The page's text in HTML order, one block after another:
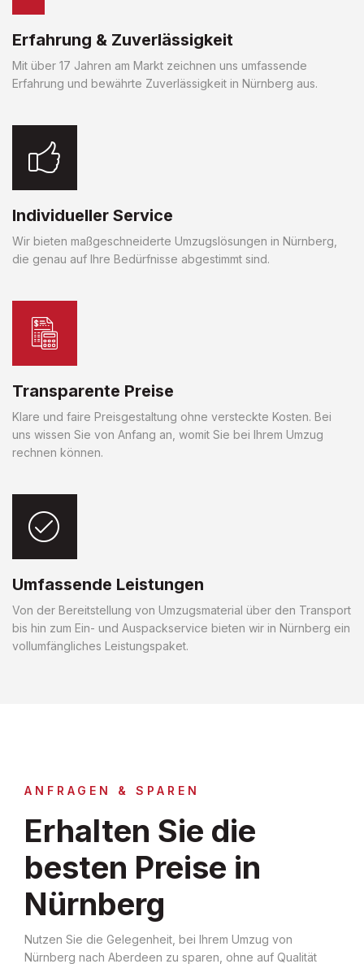
Erfahrung & Zuverlässigkeit
Mit über 17 Jahren am Markt zeichnen uns umfassende
Erfahrung und bewährte Zuverlässigkeit in Nürnberg aus.
Individueller Service
Wir bieten maßgeschneiderte Umzugslösungen in Nürnberg,
die genau auf Ihre Bedürfnisse abgestimmt sind.
Transparente Preise
Klare und faire Preisgestaltung ohne versteckte Kosten. Bei
uns wissen Sie von Anfang an, womit Sie bei Ihrem Umzug
rechnen können.
Umfassende Leistungen
Von der Bereitstellung von Umzugsmaterial über den Transport
bis hin zum Ein- und Auspackservice bieten wir in Nürnberg ein
vollumfängliches Leistungspaket.
ANFRAGEN & SPAREN
Erhalten Sie die
besten Preise in
Nürnberg
Nutzen Sie die Gelegenheit, bei Ihrem Umzug von
Nürnberg nach Aberdeen zu sparen, ohne auf Qualität